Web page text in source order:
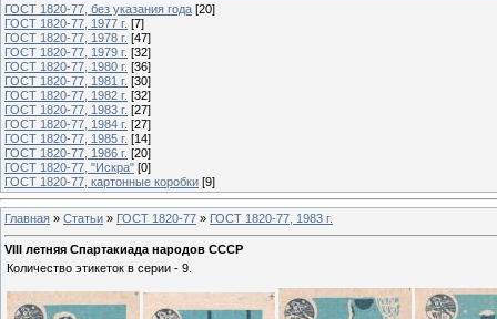
ГОСТ 1820-77, без указания года [20]
ГОСТ 1820-77, 1977 г. [7]
ГОСТ 1820-77, 1978 г. [47]
ГОСТ 1820-77, 1979 г. [32]
ГОСТ 1820-77, 1980 г. [36]
ГОСТ 1820-77, 1981 г. [30]
ГОСТ 1820-77, 1982 г. [32]
ГОСТ 1820-77, 1983 г. [27]
ГОСТ 1820-77, 1984 г. [27]
ГОСТ 1820-77, 1985 г. [14]
ГОСТ 1820-77, 1986 г. [20]
ГОСТ 1820-77, "Искра" [0]
ГОСТ 1820-77, картонные коробки [9]
Главная » Статьи » ГОСТ 1820-77 » ГОСТ 1820-77, 1983 г.
VIII летняя Спартакиада народов СССР
Количество этикеток в серии - 9.